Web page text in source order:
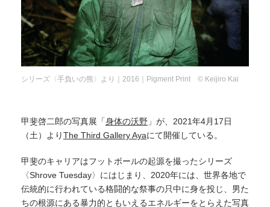
シリーズ〈手負いの熊〉より｜2016｜Pigment Print © Keijiro Kai
甲斐啓二郎の写真展「身体の沃野 」が、2021年4月17日
（土）よりThe Third Gallery Ayaにて開催している。
甲斐のキャリアはフットボールの起源を撮ったシリーズ
〈Shrove Tuesday〉にはじまり、2020年には、世界各地で
伝統的に行われている格闘的な祭事の只中に身を投じ、男た
ちの根源にある暴力的ともいえるエネルギーをとらえた写真